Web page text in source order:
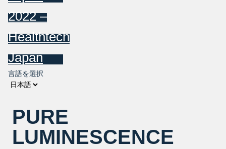
2022 –
Healthtech
Japan
言語を選択
PURE
LUMINESCENCE